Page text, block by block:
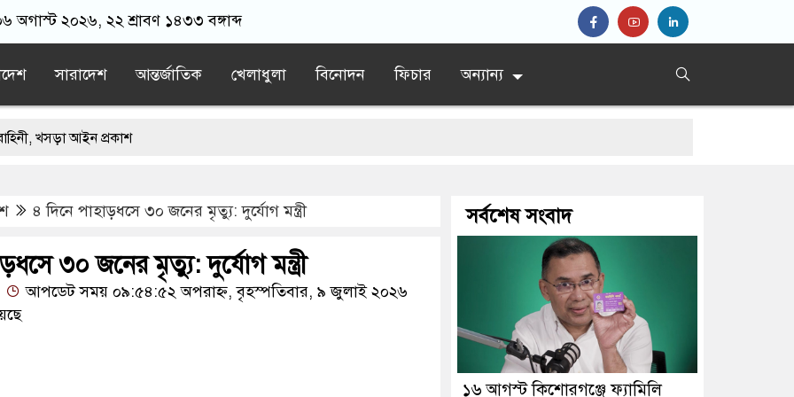
অগাস্ট ২০২৬, ২২ শ্রাবণ ১৪৩৩ বঙ্গাব্দ
সারাদেশ আন্তর্জাতিক খেলাধুলা বিনোদন ফিচার অন্যান্য
আইন প্রকাশ
চূড়ান্ত বৈঠক, নজরে যুদ্ধবিরতি
উপসাগরীয় দেশগুলোও নিরাপদ থাকবে না: ইরান
অপরাধে এবার আসামি হচ্ছেন মাকসুদ কামাল-জাফর ইকবাল
৪ দিনে পাহাড়ধসে ৩০ জনের মৃত্যু: দুর্যোগ মন্ত্রী
৩০ জনের মৃত্যু: দুর্যোগ মন্ত্রী
আপডেট সময় ০৯:৫৪:৫২ অপরাহ্ন, বৃহস্পতিবার, ৯ জুলাই ২০২৬
সর্বশেষ সংবাদ
১৬ আগস্ট কিশোরগঞ্জে ফ্যামিলি